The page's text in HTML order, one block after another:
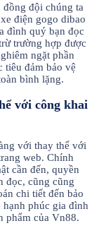
đội chúng ta
điện gogo dibao
đình quý bạn đọc
trường hợp được
ngặt phần
tiêu đảm bảo vệ
bình lặng.
với công khai
với thay thể với
web. Chính
cần đến, quyền
đọc, cũng cũng
chi tiết đến bảo
phúc gia đình
phẩm của Vn88.